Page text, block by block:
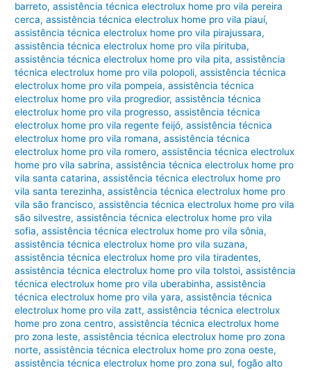
barreto,assistência técnica electrolux home pro vila pereira
cerca,assistência técnica electrolux home pro vila piauí,
assistência técnica electrolux home pro vila pirajussara,
assistência técnica electrolux home pro vila pirituba,
assistência técnica electrolux home pro vila pita,assistência
técnica electrolux home pro vila polopoli,assistência técnica
electrolux home pro vila pompeia,assistência técnica
electrolux home pro vila progredior,assistência técnica
electrolux home pro vila progresso,assistência técnica
electrolux home pro vila regente feijó,assistência técnica
electrolux home pro vila romana,assistência técnica
electrolux home pro vila romero,assistência técnica electrolux
home pro vila sabrina,assistência técnica electrolux home pro
vila santa catarina,assistência técnica electrolux home pro
vila santa terezinha,assistência técnica electrolux home pro
vila são francisco,assistência técnica electrolux home pro vila
são silvestre,assistência técnica electrolux home pro vila
sofia,assistência técnica electrolux home pro vila sônia,
assistência técnica electrolux home pro vila suzana,
assistência técnica electrolux home pro vila tiradentes,
assistência técnica electrolux home pro vila tolstoi,assistência
técnica electrolux home pro vila uberabinha,assistência
técnica electrolux home pro vila yara,assistência técnica
electrolux home pro vila zatt,assistência técnica electrolux
home pro zona centro,assistência técnica electrolux home
pro zona leste,assistência técnica electrolux home pro zona
norte,assistência técnica electrolux home pro zona oeste,
assistência técnica electrolux home pro zona sul,fogão alto